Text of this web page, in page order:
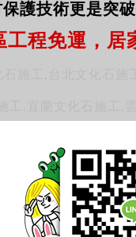
護技術更是突
程免運，居